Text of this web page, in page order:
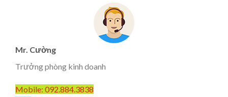
Mr. Cường
Trưởng phòng kinh doanh
Mobile: 092.884.3838